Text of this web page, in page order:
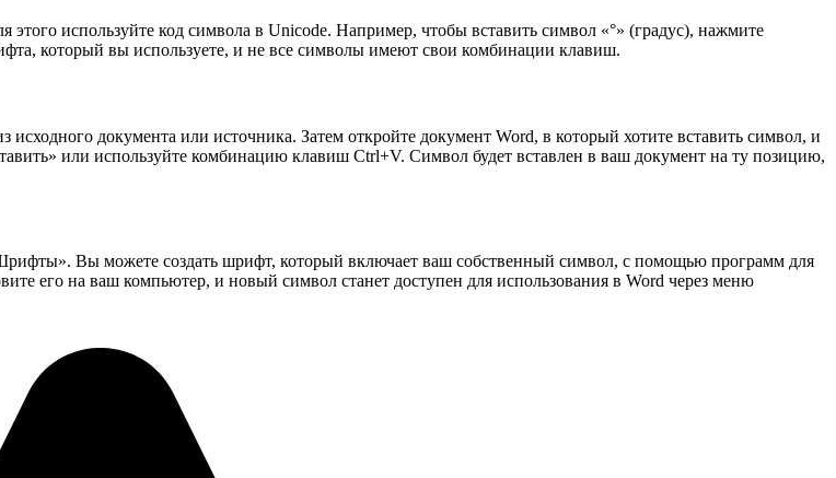
используйте код символа в Unicode. Например, чтобы вставить символ «°» (градус), нажмите
который вы используете, и не все символы имеют свои комбинации клавиш.
документа или источника. Затем откройте документ Word, в который хотите вставить символ, и
или используйте комбинацию клавиш Ctrl+V. Символ будет вставлен в ваш документ на ту позицию,
Вы можете создать шрифт, который включает ваш собственный символ, с помощью программ для
его на ваш компьютер, и новый символ станет доступен для использования в Word через меню